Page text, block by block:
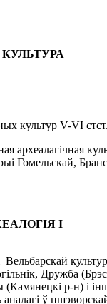
культур V-VI
археалагічная
Гомельскай,
І
Вельбарскай
Дружба
(Камянецкі р-н) і
ў